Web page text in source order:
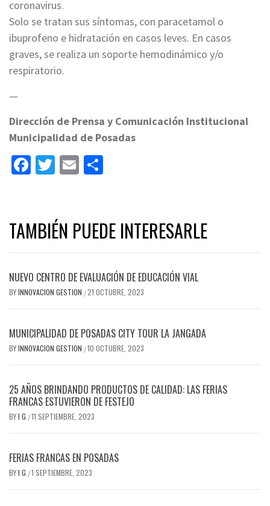
coronavirus.
Solo se tratan sus síntomas, con paracetamol o
ibuprofeno e hidratación en casos leves. En casos
graves, se realiza un soporte hemodinámico y/o
respiratorio.
—
Dirección de Prensa y Comunicación Institucional
Municipalidad de Posadas
Facebook
Twitter
Email
TAMBIÉN PUEDE INTERESARLE
NUEVO CENTRO DE EVALUACIÓN DE EDUCACIÓN VIAL
BYINNOVACION GESTION /21 OCTUBRE, 2023
MUNICIPALIDAD DE POSADAS CITY TOUR LA JANGADA
BYINNOVACION GESTION /10 OCTUBRE, 2023
25 AÑOS BRINDANDO PRODUCTOS DE CALIDAD: LAS FERIAS
FRANCAS ESTUVIERON DE FESTEJO
BYI G /11 SEPTIEMBRE, 2023
FERIAS FRANCAS EN POSADAS
BYI G /1 SEPTIEMBRE, 2023